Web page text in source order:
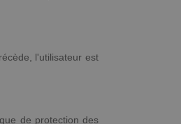
l'utilisateur est
de protection des